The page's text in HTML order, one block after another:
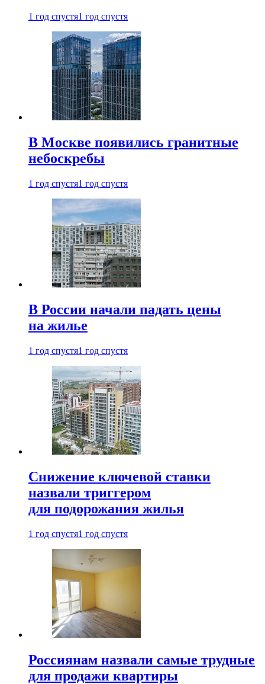
1 год спустя1 год спустя
В Москве появились гранитные
небоскребы
1 год спустя1 год спустя
В России начали падать цены
на жилье
1 год спустя1 год спустя
Снижение ключевой ставки
назвали триггером
для подорожания жилья
1 год спустя1 год спустя
Россиянам назвали самые трудные
для продажи квартиры